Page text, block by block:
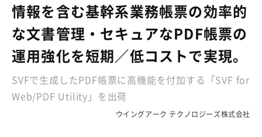
情報を含む基幹系業務帳票の効率的
な文書管理・セキュアなPDF帳票の
運用強化を短期／低コストで実現。
SVFで生成したPDF帳票に高機能を付加する「SVF for
Web/PDF Utility」を出荷
ウイングアーク テクノロジーズ株式会社